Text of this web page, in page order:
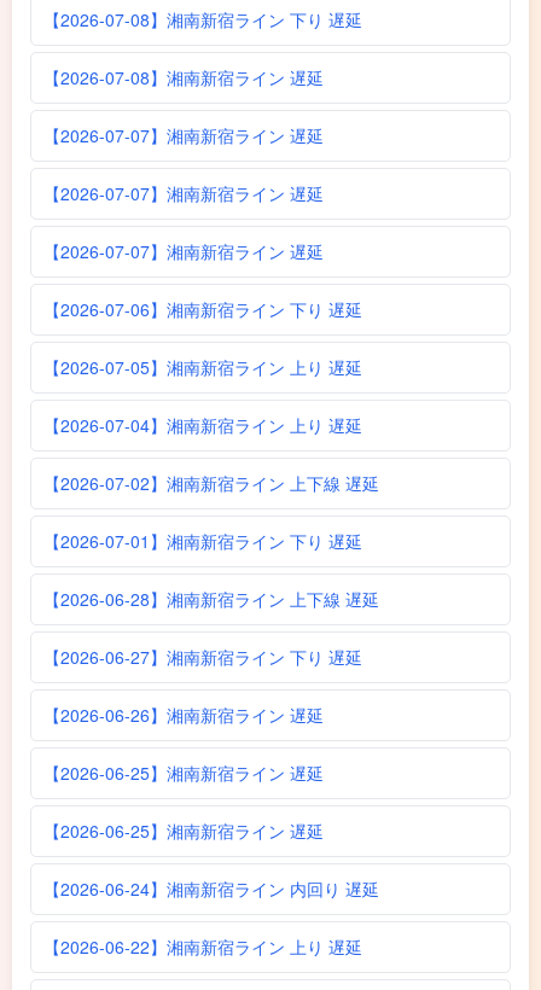
【2026-07-08】湘南新宿ライン 下り 遅延
【2026-07-08】湘南新宿ライン 遅延
【2026-07-07】湘南新宿ライン 遅延
【2026-07-07】湘南新宿ライン 遅延
【2026-07-07】湘南新宿ライン 遅延
【2026-07-06】湘南新宿ライン 下り 遅延
【2026-07-05】湘南新宿ライン 上り 遅延
【2026-07-04】湘南新宿ライン 上り 遅延
【2026-07-02】湘南新宿ライン 上下線 遅延
【2026-07-01】湘南新宿ライン 下り 遅延
【2026-06-28】湘南新宿ライン 上下線 遅延
【2026-06-27】湘南新宿ライン 下り 遅延
【2026-06-26】湘南新宿ライン 遅延
【2026-06-25】湘南新宿ライン 遅延
【2026-06-25】湘南新宿ライン 遅延
【2026-06-24】湘南新宿ライン 内回り 遅延
【2026-06-22】湘南新宿ライン 上り 遅延